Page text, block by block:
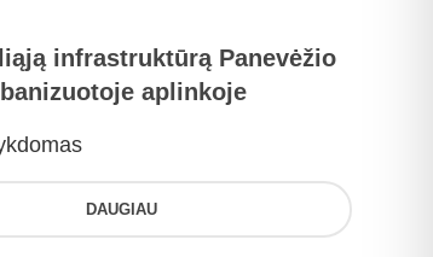
infrastruktūrą Panevėžio
aplinkoje
DAUGIAU